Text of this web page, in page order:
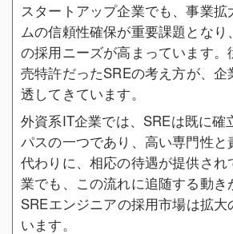
スタートアップ企業でも、事業拡
ムの信頼性確保が重要課題となり
の採用ニーズが高まっています。
売特許だったSREの考え方が、
透してきています。
外資系IT企業では、SREは既に確
パスの一つであり、高い専門性と
代わりに、相応の待遇が提供され
業でも、この流れに追随する動き
SREエンジニアの採用市場は拡大
います。